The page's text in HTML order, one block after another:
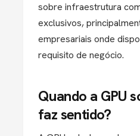
sobre infraestrutura
exclusivos,
empresariais onde
requisito de negócio.
Quando a GPU
faz sentido?